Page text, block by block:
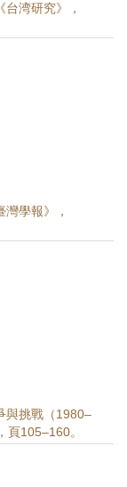
湾研究》，
學報》，
與挑戰（1980–
105–160。